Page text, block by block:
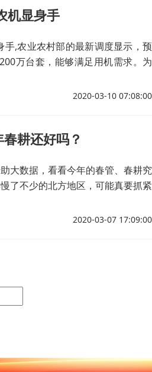
机显身手
,农业农村部的最新调度显示，预
万台套，能够满足用机需求。为
织就近开展代耕代种。2020-03-10 07:08:00
耕还好吗？
大数据，看看今年的春管、春耕究
了不少的北方地区，可能真要抓紧
2020-03-07 17:09:00